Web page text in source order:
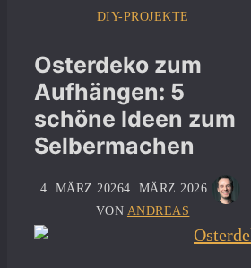
DIY-PROJEKTE
Osterdeko zum
Aufhängen: 5
schöne Ideen zum
Selbermachen
4. MÄRZ 20264. MÄRZ 2026
VON ANDREAS